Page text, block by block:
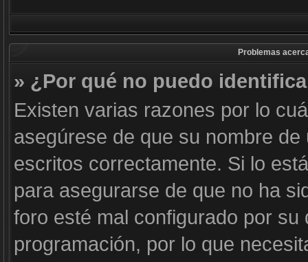
Problemas
» ¿Por qué no puedo
Existen varias razones por lo
asegúrese de que su nombre
escritos correctamente. Si lo
para asegurarse de que no ha
foro esté mal configurado por
programación, por lo que